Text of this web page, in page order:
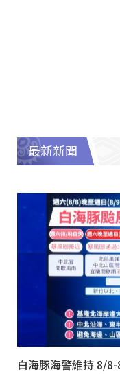
最新新聞
白海豚海警維持 8/